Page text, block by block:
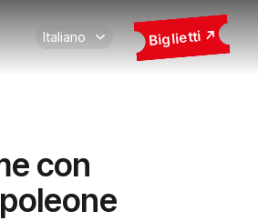
Biglietti
con